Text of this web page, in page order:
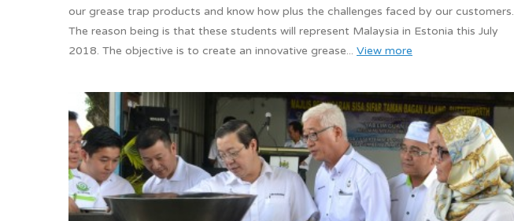
our grease trap products and know how plus the challenges faced by our customers.
The reason being is that these students will represent Malaysia in Estonia this July
2018. The objective is to create an innovative grease... View more